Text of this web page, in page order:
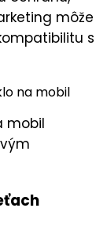
môže
s
na mobil
mobil